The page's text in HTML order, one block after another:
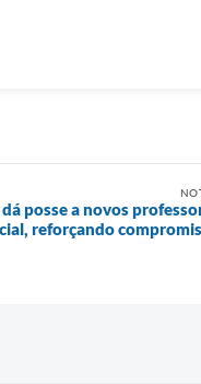
posse a novos
reforçando